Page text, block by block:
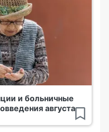
и больничные
августа